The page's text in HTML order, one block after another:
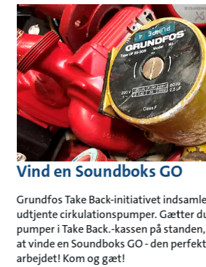
Vind en Soundboks GO
Grundfos Take Back-initiativet
udtjente cirkulationspumper. Gætter
pumper i Take Back.-kassen på
at vinde en Soundboks GO - den
arbejdet! Kom og gæt!